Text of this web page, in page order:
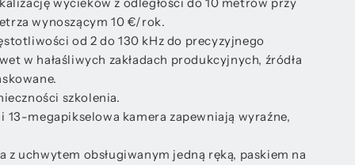
wynoszącym 10 €/rok.
od 2 do 130 kHz do precyzyjnego
w hałaśliwych zakładach produkcyjnych, źródła
szkolenia.
megapikselowa kamera zapewniają wyraźne,
uchwytem obsługiwanym jedną ręką, paskiem na